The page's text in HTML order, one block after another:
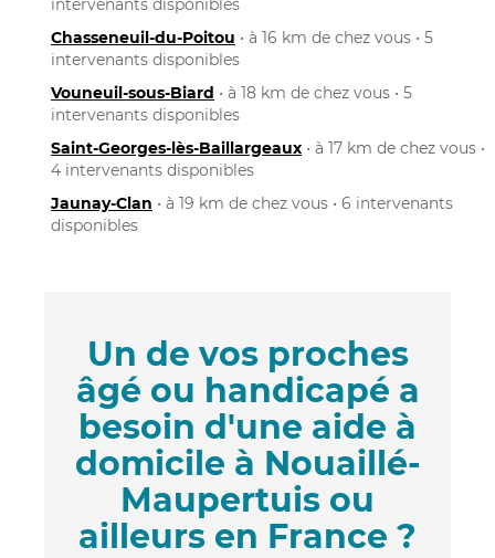
intervenants disponibles
Chasseneuil-du-Poitou • à 16 km de chez vous • 5
intervenants disponibles
Vouneuil-sous-Biard • à 18 km de chez vous • 5
intervenants disponibles
Saint-Georges-lès-Baillargeaux • à 17 km de chez vous •
4 intervenants disponibles
Jaunay-Clan • à 19 km de chez vous • 6 intervenants
disponibles
Un de vos proches
âgé ou handicapé a
besoin d'une aide à
domicile à Nouaillé-
Maupertuis ou
ailleurs en France ?